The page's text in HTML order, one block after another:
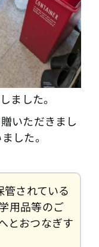
ました。
いただきまし
した。
されている
用品等のご
とおつなぎす